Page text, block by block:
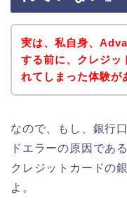
実は、私自身、
する前に、クレジッ
れてしまった体験が
なので、もし、銀行
ドエラーの原因であ
クレジットカードの
よ。